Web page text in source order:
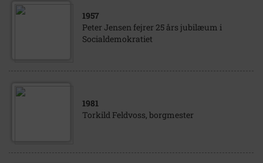
1957
Peter Jensen fejrer 25 års jubilæum i
Socialdemokratiet
1981
Torkild Feldvoss, borgmester